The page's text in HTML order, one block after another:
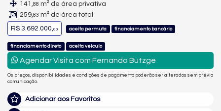
141,88 m² de área privativa
259,83 m² de área total
R$ 3.692.000,00 aceita permuta financiamento bancário
financiamento direto aceita veículo
Agendar Visita com Fernando Butzge
Os preços, disponibilidades e condições de pagamento poderão ser alterados sem prévia
comunicação.
Adicionar aos Favoritos